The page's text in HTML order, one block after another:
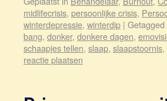
midlifecrisis, persoonlijke crisis,
winterdepressie, winterdip | Getagged
bang, donker, donkere dagen,
schaapjes tellen, slaap, slaapstoornis,
reactie plaatsen